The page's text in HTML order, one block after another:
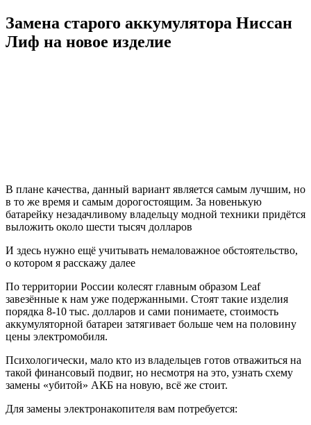
Замена старого аккумулятора Ниссан
Лиф на новое изделие
В плане качества, данный вариант является самым лучшим, но
в то же время и самым дорогостоящим. За новенькую
батарейку незадачливому владельцу модной техники придётся
выложить около шести тысяч долларов
И здесь нужно ещё учитывать немаловажное обстоятельство,
о котором я расскажу далее
По территории России колесят главным образом Leaf
завезённые к нам уже подержанными. Стоят такие изделия
порядка 8-10 тыс. долларов и сами понимаете, стоимость
аккумуляторной батареи затягивает больше чем на половину
цены электромобиля.
Психологически, мало кто из владельцев готов отважиться на
такой финансовый подвиг, но несмотря на это, узнать схему
замены «убитой» АКБ на новую, всё же стоит.
Для замены электронакопителя вам потребуется: